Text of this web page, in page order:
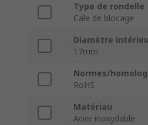
Type de rondelle
Cale de blocage
Diamètre
17mm
Normes/
RoHS
Matériau
Acier inoxydable